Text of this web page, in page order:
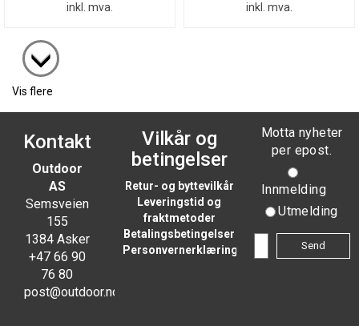
inkl. mva. inkl. mva.
Vis flere
Kontakt
Outdoor
AS
Semsveien
155
1384 Asker
+47 66 90
76 80
post@outdoor.no
Vilkår og
betingelser
Retur- og byttevilkår
Leveringstid og
fraktmetoder
Betalingsbetingelser
Personvernerklæring
Motta nyheter
per epost.
Innmelding
Utmelding